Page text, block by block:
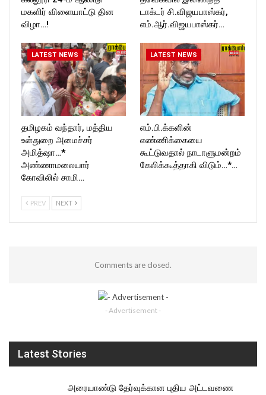
மகளிர் விளையாட்டு தின
விழா…!
டாக்டர் சி.விஜயபாஸ்கர்,
எம்.ஆர்.விஜயபாஸ்கர்…
LATEST NEWS
தமிழகம் வந்தார், மத்திய
உள்துறை அமைச்சர்
அமித்ஷா…*
அண்ணாமலையார்
கோவிலில் சாமி…
LATEST NEWS
எம்.பி.க்களின்
எண்ணிக்கையை
கூட்டுவதால் நாடாளுமன்றம்
கேலிக்கூத்தாகி விடும்…*…
PREV NEXT
Comments are closed.
- Advertisement -
Latest Stories
அரையாண்டு தேர்வுக்கான புதிய அட்டவணை